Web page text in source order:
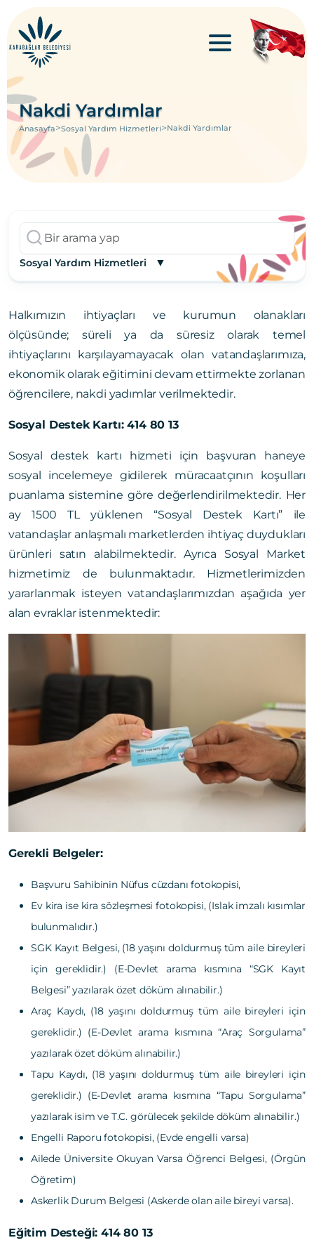
Nakdi Yardımlar
Anasayfa>Sosyal Yardım Hizmetleri>Nakdi Yardımlar
Sosyal Yardım Hizmetleri ▼
Halkımızın ihtiyaçları ve kurumun olanakları
ölçüsünde; süreli ya da süresiz olarak temel
ihtiyaçlarını karşılayamayacak olan vatandaşlarımıza,
ekonomik olarak eğitimini devam ettirmekte zorlanan
öğrencilere, nakdi yadımlar verilmektedir.
Sosyal Destek Kartı: 414 80 13
Sosyal destek kartı hizmeti için başvuran haneye
sosyal incelemeye gidilerek müracaatçının koşulları
puanlama sistemine göre değerlendirilmektedir. Her
ay 1500 TL yüklenen “Sosyal Destek Kartı” ile
vatandaşlar anlaşmalı marketlerden ihtiyaç duydukları
ürünleri satın alabilmektedir. Ayrıca Sosyal Market
hizmetimiz de bulunmaktadır. Hizmetlerimizden
yararlanmak isteyen vatandaşlarımızdan aşağıda yer
alan evraklar istenmektedir:
Gerekli Belgeler:
Başvuru Sahibinin Nüfus cüzdanı fotokopisi,
Ev kira ise kira sözleşmesi fotokopisi, (Islak imzalı kısımlar
bulunmalıdır.)
SGK Kayıt Belgesi, (18 yaşını doldurmuş tüm aile bireyleri
için gereklidir.) (E-Devlet arama kısmına “SGK Kayıt
Belgesi” yazılarak özet döküm alınabilir.)
Araç Kaydı, (18 yaşını doldurmuş tüm aile bireyleri için
gereklidir.) (E-Devlet arama kısmına “Araç Sorgulama”
yazılarak özet döküm alınabilir.)
Tapu Kaydı, (18 yaşını doldurmuş tüm aile bireyleri için
gereklidir.) (E-Devlet arama kısmına “Tapu Sorgulama”
yazılarak isim ve T.C. görülecek şekilde döküm alınabilir.)
Engelli Raporu fotokopisi, (Evde engelli varsa)
Ailede Üniversite Okuyan Varsa Öğrenci Belgesi, (Örgün
Öğretim)
Askerlik Durum Belgesi (Askerde olan aile bireyi varsa).
Eğitim Desteği: 414 80 13